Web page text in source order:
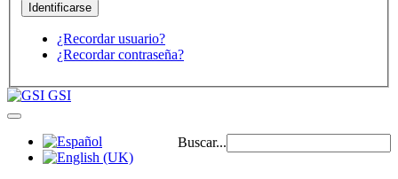
¿Recordar usuario?
¿Recordar contraseña?
GSI
Buscar...